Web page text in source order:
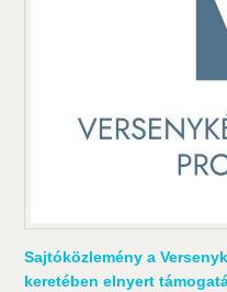
Sajtóközlemény a
keretében elnyert